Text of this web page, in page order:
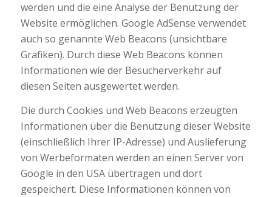
werden und die eine Analyse der Benutzung der
Website ermöglichen. Google AdSense verwendet
auch so genannte Web Beacons (unsichtbare
Grafiken). Durch diese Web Beacons können
Informationen wie der Besucherverkehr auf
diesen Seiten ausgewertet werden.
Die durch Cookies und Web Beacons erzeugten
Informationen über die Benutzung dieser Website
(einschließlich Ihrer IP-Adresse) und Auslieferung
von Werbeformaten werden an einen Server von
Google in den USA übertragen und dort
gespeichert. Diese Informationen können von